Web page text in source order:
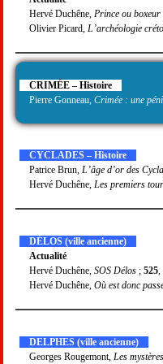
Hervé Duchêne, Prince ou boxeur
Olivier Picard, L’archéologie
CRIMÉE – Histoire
Pierre Gonneau, Crimée : une
CYCLADES – Histoire
Patrice Brun, L’âge d’or des
Hervé Duchêne, Les premiers
DÉLOS (ville ancienne)
Actualité
Hervé Duchêne, SOS Délos ; 525
Hervé Duchêne, Où est donc
DELPHES (ville ancienne)
Georges Rougemont, Les